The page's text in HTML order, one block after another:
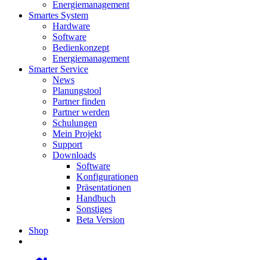
Energiemanagement
Smartes System
Hardware
Software
Bedienkonzept
Energiemanagement
Smarter Service
News
Planungstool
Partner finden
Partner werden
Schulungen
Mein Projekt
Support
Downloads
Software
Konfigurationen
Präsentationen
Handbuch
Sonstiges
Beta Version
Shop